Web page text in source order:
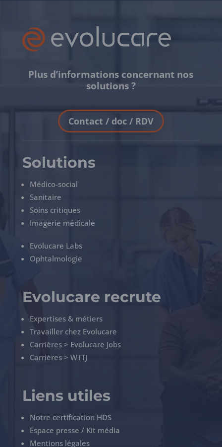
Plus d’informations concernant nos
solutions ?
Contact / doc / RDV
Solutions
Médico-social
Sanitaire
Soins critiques
Imagerie médicale
Evolucare Labs
Ophtalmologie
Evolucare recrute
Expertises & métiers
Travailler chez Evolucare
Carrières > Evolucare Jobs
Carrières > WTTJ
Liens utiles
Notre certification HDS
Espace presse / Kit média
Mentions légales